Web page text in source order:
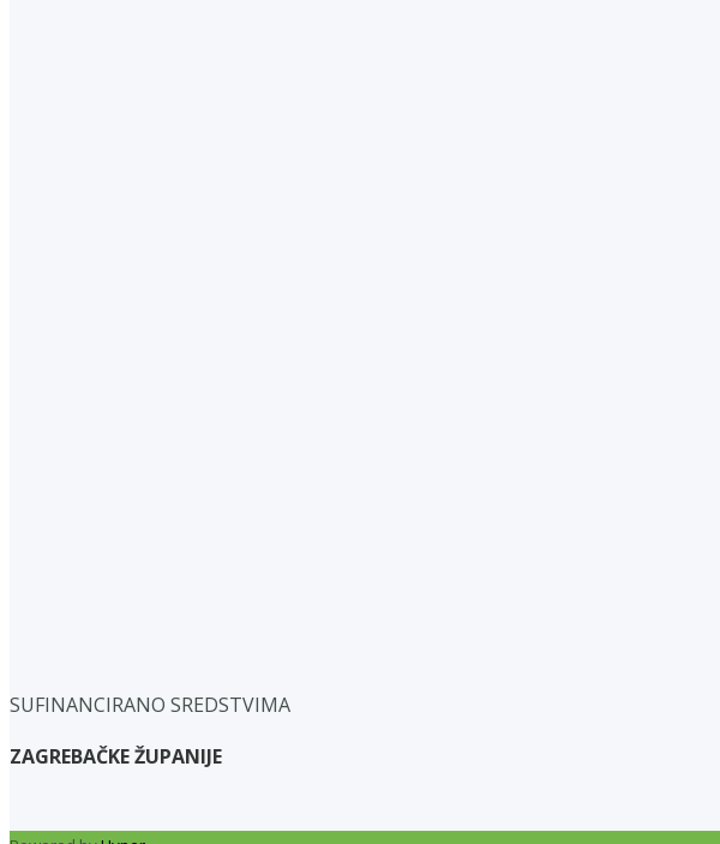
SUFINANCIRANO SREDSTVIMA
ZAGREBAČKE ŽUPANIJE